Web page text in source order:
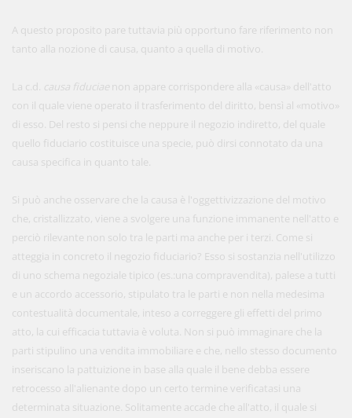
A questo proposito pare tuttavia più opportuno fare riferimento non
tanto alla nozione di causa, quanto a quella di motivo.
La c.d. causa fiduciae non appare corrispondere alla «causa» dell'atto
con il quale viene operato il trasferimento del diritto, bensì al «motivo»
di esso. Del resto si pensi che neppure il negozio indiretto, del quale
quello fiduciario costituisce una specie, può dirsi connotato da una
causa specifica in quanto tale.
Si può anche osservare che la causa è l'oggettivizzazione del motivo
che, cristallizzato, viene a svolgere una funzione immanente nell'atto e
perciò rilevante non solo tra le parti ma anche per i terzi. Come si
atteggia in concreto il negozio fiduciario? Esso si sostanzia nell'utilizzo
di uno schema negoziale tipico (es.:una compravendita), palese a tutti
e un accordo accessorio, stipulato tra le parti e non nella medesima
contestualità documentale, inteso a correggere gli effetti del primo
atto, la cui efficacia tuttavia è voluta. Non si può immaginare che la
parti stipulino una vendita immobiliare e che, nello stesso documento
inseriscano la pattuizione in base alla quale il bene debba essere
retrocesso all'alienante dopo un certo termine verificatasi una
determinata situazione. Solitamente accade che all'atto, il quale si